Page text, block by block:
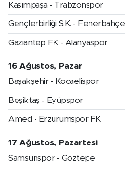
Kasımpaşa - Trabzonspor
Gençlerbirliği S.K. - Fenerbahçe
Gaziantep FK - Alanyaspor
16 Ağustos, Pazar
Başakşehir - Kocaelispor
Beşiktaş - Eyüpspor
Amed - Erzurumspor FK
17 Ağustos, Pazartesi
Samsunspor - Göztepe